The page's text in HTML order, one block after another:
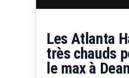
Les Atlanta
très chauds
le max à